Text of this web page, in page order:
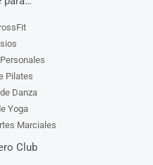
Pilates
Danza
Yoga
Marciales
Club